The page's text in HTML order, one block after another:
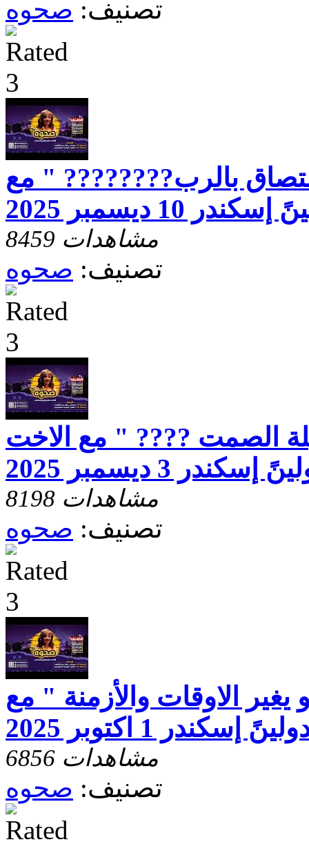
تصنيف: صحوه
بالرب???????? " مع
10 ديسمبر 2025
8459 مشاهدات
تصنيف: صحوه
الصمت ???? " مع الاخت
3 ديسمبر 2025
8198 مشاهدات
تصنيف: صحوه
الاوقات والأزمنة " مع
1 اكتوبر 2025
6856 مشاهدات
تصنيف: صحوه